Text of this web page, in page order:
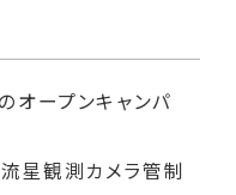
オープンキャンパ
星観測カメラ管制